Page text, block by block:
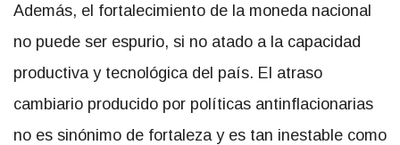
Además, el fortalecimiento de la moneda nacional
no puede ser espurio, si no atado a la capacidad
productiva y tecnológica del país. El atraso
cambiario producido por políticas antinflacionarias
no es sinónimo de fortaleza y es tan inestable como